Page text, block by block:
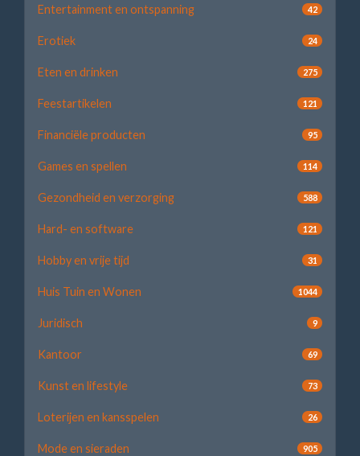
Entertainment en ontspanning 42
Erotiek 24
Eten en drinken 275
Feestartikelen 121
Financiële producten 95
Games en spellen 114
Gezondheid en verzorging 588
Hard- en software 121
Hobby en vrije tijd 31
Huis Tuin en Wonen 1044
Juridisch 9
Kantoor 69
Kunst en lifestyle 73
Loterijen en kansspelen 26
Mode en sieraden 905